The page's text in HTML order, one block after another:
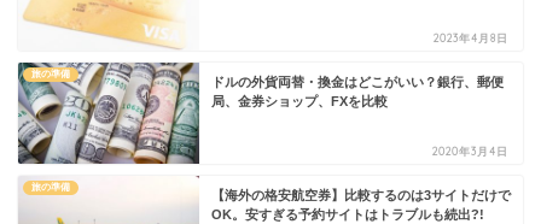
2023年4月8日
旅の準備
ドルの外貨両替・換金はどこがいい？銀行、郵便
局、金券ショップ、FXを比較
2020年3月4日
旅の準備
【海外の格安航空券】比較するのは3サイトだけで
OK。安すぎる予約サイトはトラブルも続出?!